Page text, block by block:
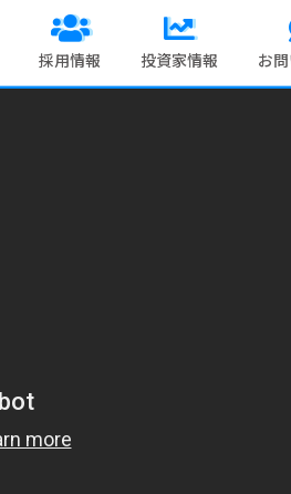
採用情報 投資家情報 お